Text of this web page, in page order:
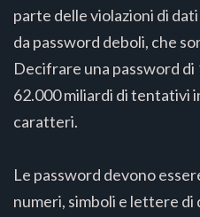
parte delle violazioni di
da password deboli, che
Decifrare una password
62.000 miliardi di tentativi
caratteri.
Le password devono
numeri, simboli e lettere